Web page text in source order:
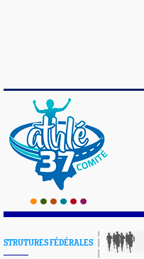
STRUTURES FÉDÉRALES